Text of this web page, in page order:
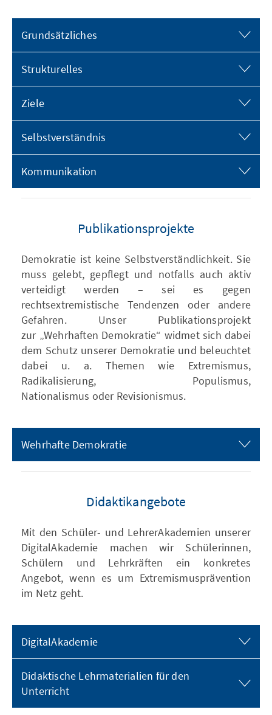
Grundsätzliches
Strukturelles
Ziele
Selbstverständnis
Kommunikation
Publikationsprojekte
Demokratie ist keine Selbstverständlichkeit. Sie
muss gelebt, gepflegt und notfalls auch aktiv
verteidigt werden – sei es gegen
rechtsextremistische Tendenzen oder andere
Gefahren. Unser Publikationsprojekt
zur „Wehrhaften Demokratie“ widmet sich dabei
dem Schutz unserer Demokratie und beleuchtet
dabei u. a. Themen wie Extremismus,
Radikalisierung, Populismus,
Nationalismus oder Revisionismus.
Wehrhafte Demokratie
Didaktikangebote
Mit den Schüler- und LehrerAkademien unserer
DigitalAkademie machen wir Schülerinnen,
Schülern und Lehrkräften ein konkretes
Angebot, wenn es um Extremismusprävention
im Netz geht.
DigitalAkademie
Didaktische Lehrmaterialien für den
Unterricht